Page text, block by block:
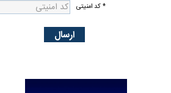
* کد امنیتی